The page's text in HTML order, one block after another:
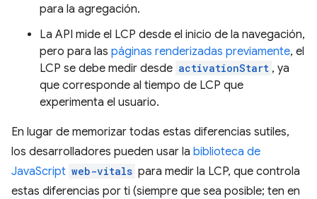
para la agregación.
La API mide el LCP desde el inicio de la navegación,
pero para las páginas renderizadas previamente, el
LCP se debe medir desde activationStart , ya
que corresponde al tiempo de LCP que
experimenta el usuario.
En lugar de memorizar todas estas diferencias sutiles,
los desarrolladores pueden usar la biblioteca de
JavaScript web-vitals para medir la LCP, que controla
estas diferencias por ti (siempre que sea posible; ten en